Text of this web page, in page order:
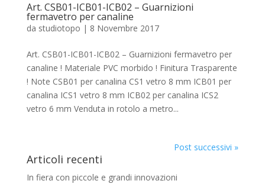
Art. CSB01-ICB01-ICB02 – Guarnizioni
fermavetro per canaline
da studiotopo | 8 Novembre 2017
Art. CSB01-ICB01-ICB02 – Guarnizioni fermavetro per
canaline ! Materiale PVC morbido ! Finitura Trasparente
! Note CSB01 per canalina CS1 vetro 8 mm ICB01 per
canalina ICS1 vetro 8 mm ICB02 per canalina ICS2
vetro 6 mm Venduta in rotolo a metro...
Post successivi »
Articoli recenti
In fiera con piccole e grandi innovazioni